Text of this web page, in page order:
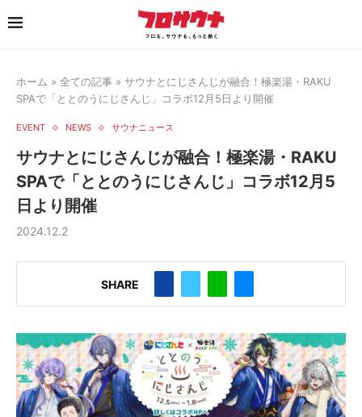
ホーム » 全ての記事 » サウナとにじさんじが融合！極楽湯・RAKU
SPAで「ととのうにじさんじ」コラボ12月5日より開催
EVENT NEWS サウナニュース
サウナとにじさんじが融合！極楽湯・RAKU
SPAで「ととのうにじさんじ」コラボ12月5
日より開催
2024.12.2
SHARE